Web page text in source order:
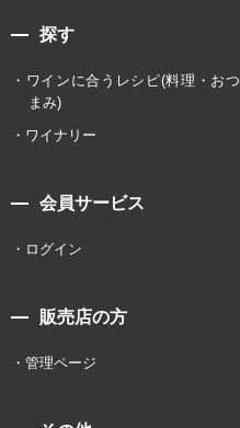
探す
ワインに合うレシピ(料理・おつ
まみ)
ワイナリー
会員サービス
ログイン
販売店の方
管理ページ